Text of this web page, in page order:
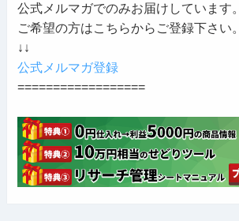
公式メルマガでのみお届けしています。
ご希望の方はこちらからご登録下さい。
↓↓
公式メルマガ登録
==================